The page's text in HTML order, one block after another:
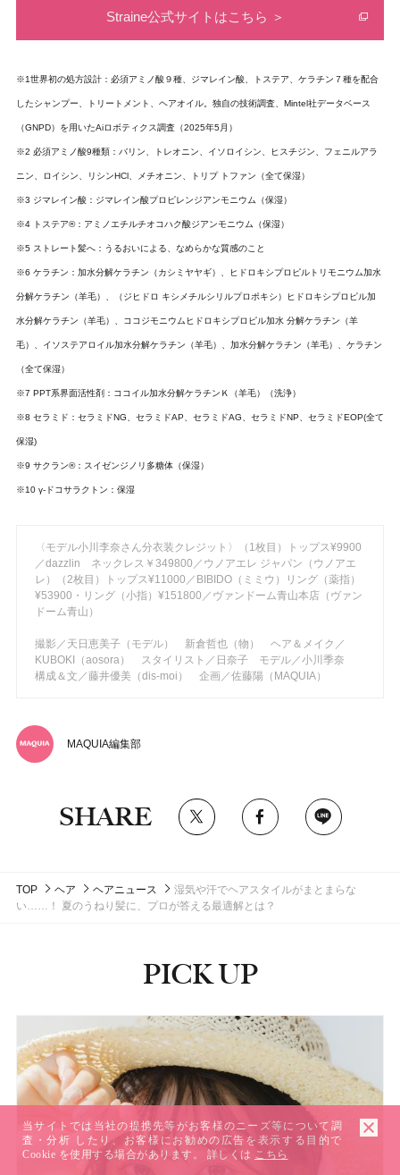
Straine公式サイトはこちら ＞
※1世界初の処方設計：必須アミノ酸９種、ジマレイン酸、トステア、ケラチン７種を配合
したシャンプー、トリートメント、ヘアオイル。独自の技術調査、Mintel社データベース
（GNPD）を用いたAiロボティクス調査（2025年5月）
※2 必須アミノ酸9種類：バリン、トレオニン、イソロイシン、ヒスチジン、フェニルアラ
ニン、ロイシン、リシンHCl、メチオニン、トリプ トファン（全て保湿）
※3 ジマレイン酸：ジマレイン酸プロピレンジアンモニウム（保湿）
※4 トステア®：アミノエチルチオコハク酸ジアンモニウム（保湿）
※5 ストレート髪へ：うるおいによる、なめらかな質感のこと
※6 ケラチン：加水分解ケラチン（カシミヤヤギ）、ヒドロキシプロピルトリモニウム加水
分解ケラチン（羊毛）、（ジヒドロ キシメチルシリルプロポキシ）ヒドロキシプロピル加
水分解ケラチン（羊毛）、ココジモニウムヒドロキシプロピル加水 分解ケラチン（羊
毛）、イソステアロイル加水分解ケラチン（羊毛）、加水分解ケラチン（羊毛）、ケラチン
（全て保湿）
※7 PPT系界面活性剤：ココイル加水分解ケラチンＫ（羊毛）（洗浄）
※8 セラミド：セラミドNG、セラミドAP、セラミドAG、セラミドNP、セラミドEOP(全て
保湿)
※9 サクラン®：スイゼンジノリ多糖体（保湿）
※10 γ-ドコサラクトン：保湿
〈モデル小川李奈さん分衣装クレジット〉（1枚目）トップス¥9900
／dazzlin ネックレス￥349800／ウノアエレ ジャパン（ウノアエ
レ）（2枚目）トップス¥11000／BIBIDO（ミミウ）リング（薬指）
¥53900・リング（小指）¥151800／ヴァンドーム青山本店（ヴァン
ドーム青山）
撮影／天日恵美子（モデル） 新倉哲也（物） ヘア＆メイク／
KUBOKI（aosora） スタイリスト／日奈子 モデル／小川季奈
構成＆文／藤井優美（dis-moi） 企画／佐藤陽（MAQUIA）
MAQUIA編集部
SHARE
TOP ヘア ヘアニュース
湿気や汗でヘアスタイルがまとまらな
い……！ 夏のうねり髪に、プロが答える最適解とは？
PICK UP
当サイトでは当社の提携先等がお客様のニーズ等について調
査・分析 したり、お客様にお勧めの広告を表示する目的で
Cookie を使用する場合があります。 詳しくは こちら